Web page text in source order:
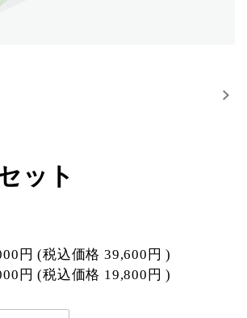
ット
円 (税込価格39,600円 )
円 (税込価格 19,800円 )